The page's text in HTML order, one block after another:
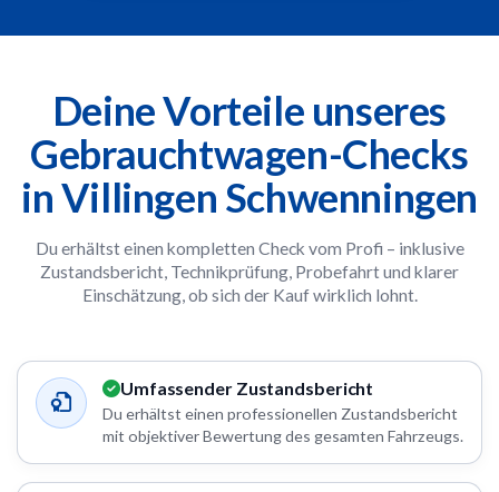
Deine Vorteile unseres
Gebrauchtwagen-Checks
in Villingen Schwenningen
Du erhältst einen kompletten Check vom Profi – inklusive
Zustandsbericht, Technikprüfung, Probefahrt und klarer
Einschätzung, ob sich der Kauf wirklich lohnt.
Umfassender Zustandsbericht
Du erhältst einen professionellen Zustandsbericht
mit objektiver Bewertung des gesamten Fahrzeugs.